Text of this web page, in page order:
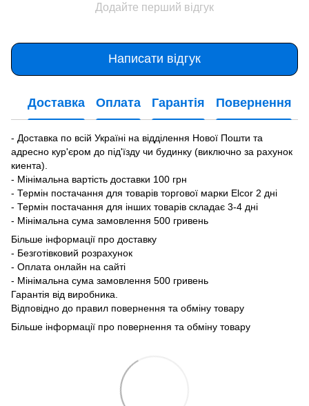
Додайте перший відгук
Написати відгук
Доставка Оплата Гарантія Повернення
- Доставка по всій Україні на відділення Нової Пошти та
адресно кур'єром до під'їзду чи будинку (виключно за рахунок
киента).
- Мінімальна вартість доставки 100 грн
- Термін постачання для товарів торгової марки Elcor 2 дні
- Термін постачання для інших товарів складає 3-4 дні
- Мінімальна сума замовлення 500 гривень
Більше інформації про доставку
- Безготівковий розрахунок
- Оплата онлайн на сайті
- Мінімальна сума замовлення 500 гривень
Гарантія від виробника.
Відповідно до правил повернення та обміну товару
Більше інформації про повернення та обміну товару